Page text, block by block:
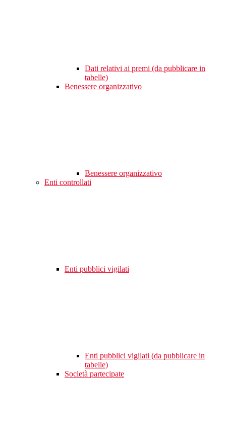
Dati relativi ai premi (da pubblicare in
tabelle)
Benessere organizzativo
Benessere organizzativo
Enti controllati
Enti pubblici vigilati
Enti pubblici vigilati (da pubblicare in
tabelle)
Società partecipate